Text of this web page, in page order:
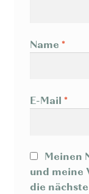
Name *
E-Mail *
Meinen
und meine
die